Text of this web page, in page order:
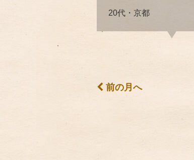
20代・京都
前の月へ